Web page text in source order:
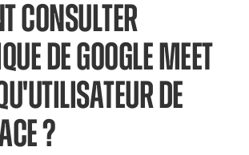
CONSULTER
DE GOOGLE MEET
DE
?